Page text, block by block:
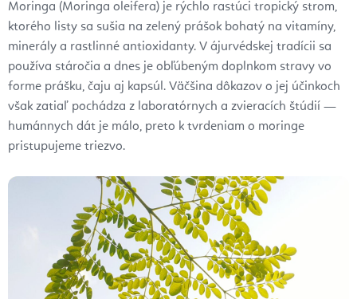
Moringa (Moringa oleifera) je rýchlo rastúci tropický strom,
ktorého listy sa sušia na zelený prášok bohatý na vitamíny,
minerály a rastlinné antioxidanty. V ájurvédskej tradícii sa
používa stáročia a dnes je obľúbeným doplnkom stravy vo
forme prášku, čaju aj kapsúl. Väčšina dôkazov o jej účinkoch
však zatiaľ pochádza z laboratórnych a zvieracích štúdií —
humánnych dát je málo, preto k tvrdeniam o moringe
pristupujeme triezvo.